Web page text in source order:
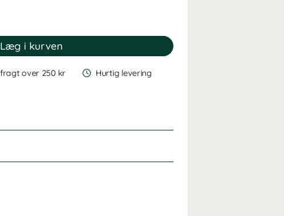
over 250 kr Hurtig levering